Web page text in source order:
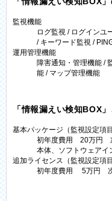
監視機能
ログ監視 / ログインユ
/ キーワード監視 /
運用管理機能
障害通知・管理機能 /
能 / マップ管理機能
「情報漏えい検知BOX
基本パッケージ（監視設定項
初年度費用 20万円
本体、ソフトウェアイ
追加ライセンス（監視設定項
初年度費用 5万円